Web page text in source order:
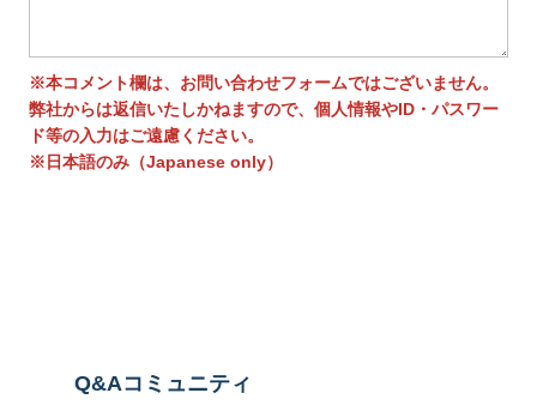
※本コメント欄は、お問い合わせフォームではございません。
弊社からは返信いたしかねますので、個人情報やID・パスワー
ド等の入力はご遠慮ください。
※日本語のみ（Japanese only）
Q&Aコミュニティ